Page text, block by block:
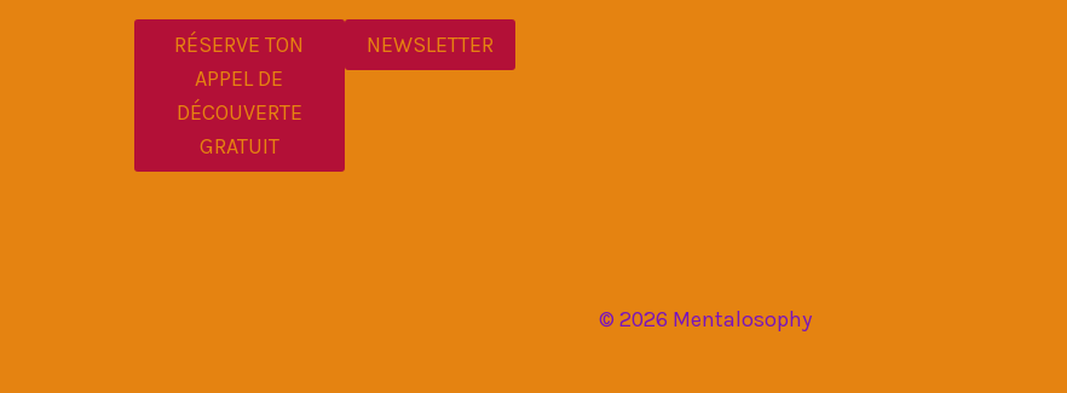
RÉSERVE TON
APPEL DE
DÉCOUVERTE
GRATUIT
NEWSLETTER
© 2026 Mentalosophy